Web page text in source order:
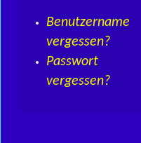
Benutzername
vergessen?
Passwort
vergessen?